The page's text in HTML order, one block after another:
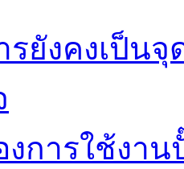
ยังคงเป็น
งการใช้งา